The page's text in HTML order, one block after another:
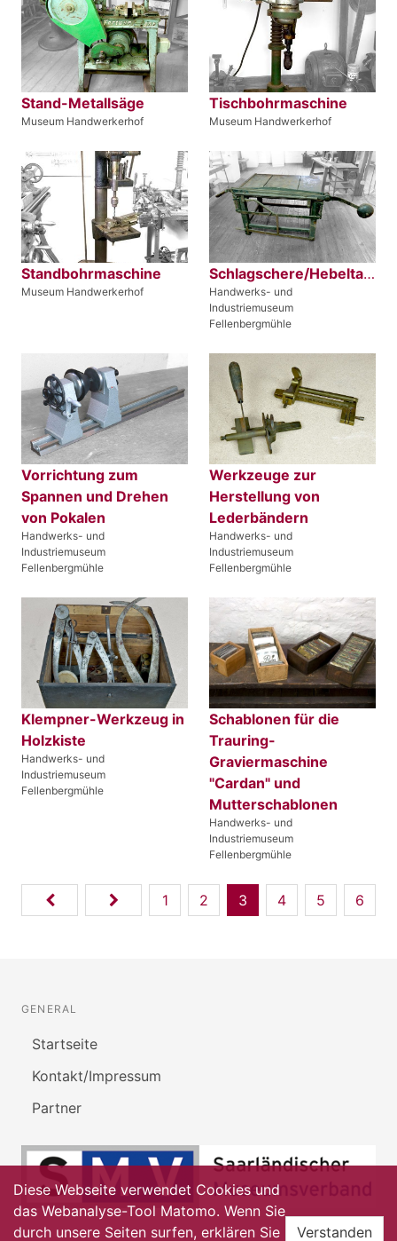
Stand-Metallsäge
Museum Handwerkerhof
Tischbohrmaschine
Museum Handwerkerhof
Standbohrmaschine
Museum Handwerkerhof
Schlagschere/Hebeltafelschere
Handwerks- und
Industriemuseum
Fellenbergmühle
Vorrichtung zum
Spannen und Drehen
von Pokalen
Handwerks- und
Industriemuseum
Fellenbergmühle
Werkzeuge zur
Herstellung von
Lederbändern
Handwerks- und
Industriemuseum
Fellenbergmühle
Klempner-Werkzeug in
Holzkiste
Handwerks- und
Industriemuseum
Fellenbergmühle
Schablonen für die
Trauring-
Graviermaschine
"Cardan" und
Mutterschablonen
Handwerks- und
Industriemuseum
Fellenbergmühle
1 2 3 4 5 6
GENERAL
Startseite
Kontakt/Impressum
Partner
Diese Webseite verwendet Cookies und
das Webanalyse-Tool Matomo. Wenn Sie
durch unsere Seiten surfen, erklären Sie
Verstanden